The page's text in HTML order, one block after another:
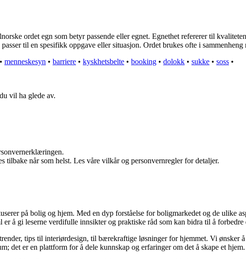
ordet egn som betyr passende eller egnet. Egnethet refererer til
til en spesifikk oppgave eller situasjon. Ordet brukes ofte i
• menneskesyn • barriere • kyskhetsbelte • booking • dolokk • sukke • soss •
vil ha glede av.
tilbake når som helst. Les våre vilkår og personvernregler for detaljer.
på bolig og hjem. Med en dyp forståelse for boligmarkedet og de ulike
er å gi leserne verdifulle innsikter og praktiske råd som kan bidra til å forbedre
tips til interiørdesign, til bærekraftige løsninger for hjemmet. Vi ønsker
det er en plattform for å dele kunnskap og erfaringer om det å skape et hjem.